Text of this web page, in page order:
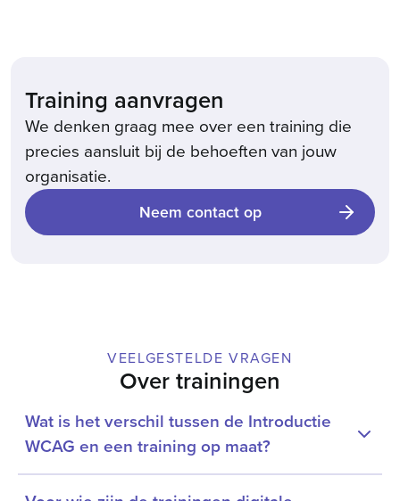
Training aanvragen
We denken graag mee over een training die
precies aansluit bij de behoeften van jouw
organisatie.
Neem contact op
VEELGESTELDE VRAGEN
Over trainingen
Wat is het verschil tussen de Introductie
WCAG en een training op maat?